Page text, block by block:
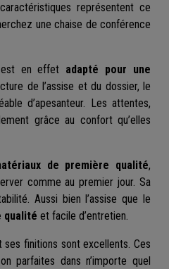
représentent ce
une chaise de conférence
en effet adapté pour une
de l’assise et du dossier, le
d’apesanteur. Les attentes,
grâce au confort qu’elles
de première qualité,
comme au premier jour. Sa
Aussi bien l’assise que le
qualité et facile d’entretien.
finitions sont excellents. Ces
parfaites dans n’importe quel